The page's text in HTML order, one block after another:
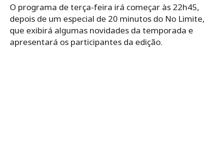
O programa de terça-feira irá começar às 22h45,
depois de um especial de 20 minutos do No Limite,
que exibirá algumas novidades da temporada e
apresentará os participantes da edição.